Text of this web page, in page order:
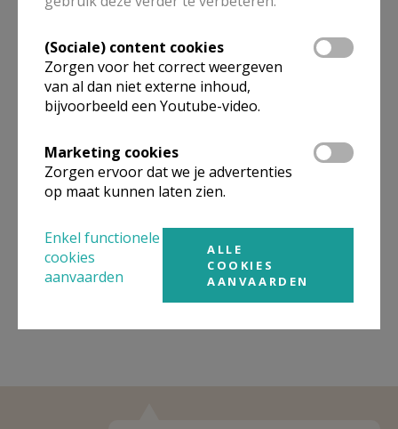
onderstaande lijst kan je het aanbod van kerken in de buurt
raadplegen.
Omgeving
Niet gevonden wat je zocht? Hier vind je
links naar kerken, eventueel van andere
organisaties, in de buurt.
Kerken in of nabijWatermaal-Bosvoorde
(Sociale) content cookies
Zorgen voor het correct weergeven
van al dan niet externe inhoud,
bijvoorbeeld een Youtube-video.
Marketing cookies
Zorgen ervoor dat we je advertenties
op maat kunnen laten zien.
Enkel functionele
cookies
aanvaarden
ALLE
COOKIES
AANVAARDEN